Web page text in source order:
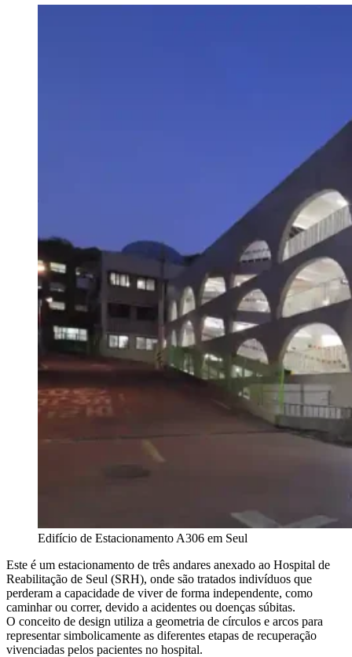
Edifício de Estacionamento A306 em Seul
Este é um estacionamento de três andares anexado ao Hospital de
Reabilitação de Seul (SRH), onde são tratados indivíduos que
perderam a capacidade de viver de forma independente, como
caminhar ou correr, devido a acidentes ou doenças súbitas.
O conceito de design utiliza a geometria de círculos e arcos para
representar simbolicamente as diferentes etapas de recuperação
vivenciadas pelos pacientes no hospital.